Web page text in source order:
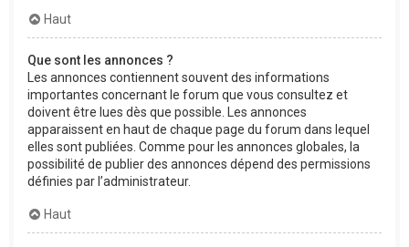
Haut
Que sont les annonces ?
Les annonces contiennent souvent des informations
importantes concernant le forum que vous consultez et
doivent être lues dès que possible. Les annonces
apparaissent en haut de chaque page du forum dans lequel
elles sont publiées. Comme pour les annonces globales, la
possibilité de publier des annonces dépend des permissions
définies par l’administrateur.
Haut